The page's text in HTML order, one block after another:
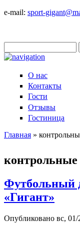
e-mail: sport-
Форма поиска
О нас
Контакты
Гости
Отзывы
Гостиница
Главная »
Футбольный
«Гигант»
Опубликовано вс, 01/